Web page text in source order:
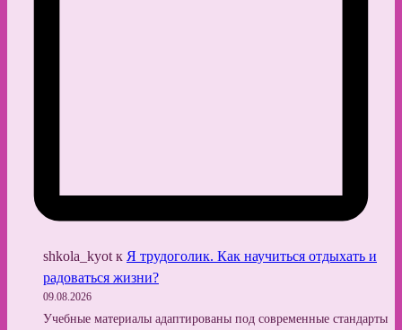
shkola_kyot к Я трудоголик. Как научиться отдыхать и
радоваться жизни?
09.08.2026
Учебные материалы адаптированы под современные стандарты